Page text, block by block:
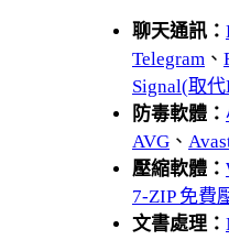
聊天通訊：
Telegram 、
Signal(取
防毒軟體：
AVG 、
壓縮軟體：
7-ZIP 免費
文書處理：